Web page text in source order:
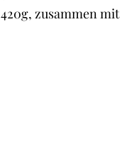
420g, zusammen